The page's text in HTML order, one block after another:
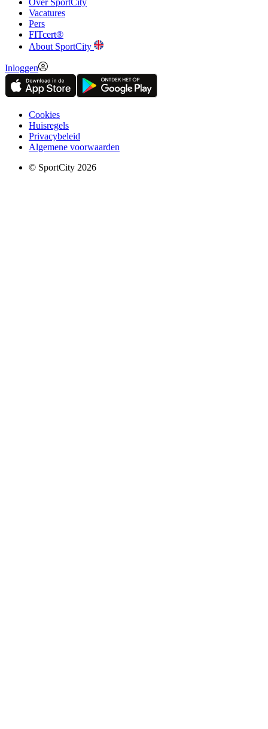
Vacatures
Pers
FITcert®
About SportCity
Inloggen
Cookies
Huisregels
Privacybeleid
Algemene voorwaarden
© SportCity 2026